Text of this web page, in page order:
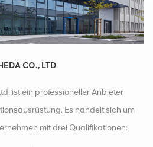
CO., LTD
ist ein professioneller Anbieter
Es handelt sich um
mit drei Qualifikationen: